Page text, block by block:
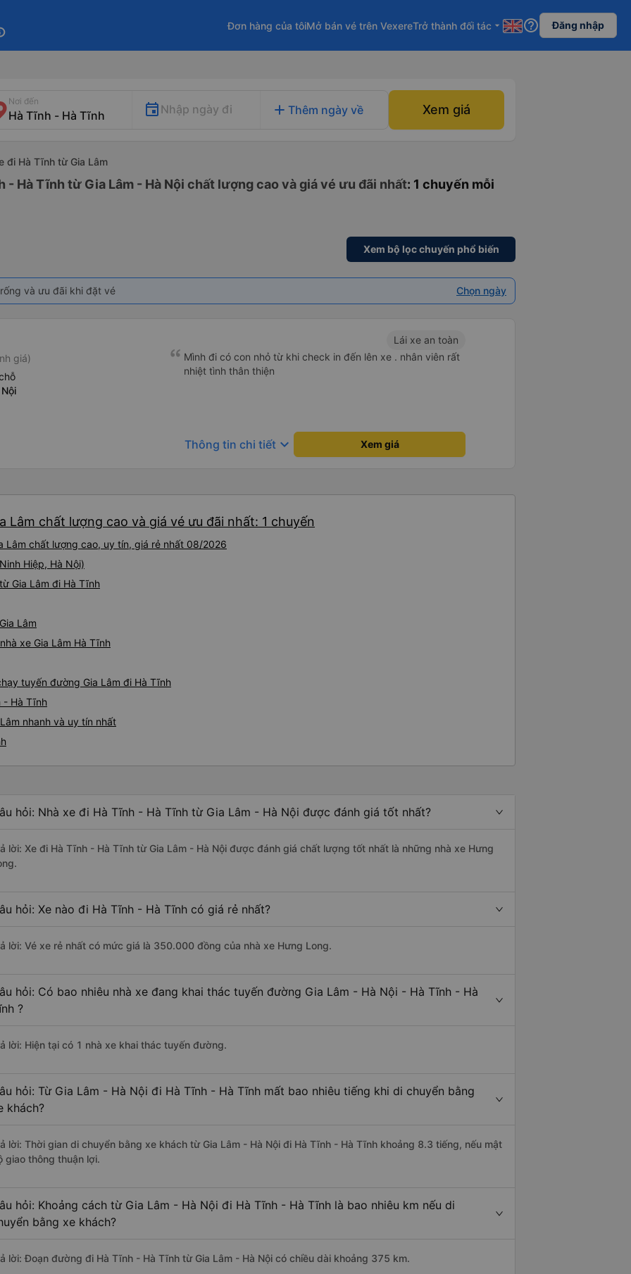
Đơn hàng của tôiMở bán vé trên VexereTrở thành đối tác arrow_drop_down help_outline Đăng nhập
Nơi đến
Nhập ngày đi add Thêm ngày về Xem giá
đi Hà Tĩnh từ Gia Lâm
- Hà Tĩnh từ Gia Lâm - Hà Nội chất lượng cao và giá vé ưu đãi nhất: 1 chuyến mỗi
Xem bộ lọc chuyến phổ biến
và ưu đãi khi đặt vé Chọn ngày
giá)
Lái xe an toàn
Mình đi có con nhỏ từ khi check in đến lên xe . nhân viên rất
nhiệt tình thân thiện
Thông tin chi tiết keyboard_arrow_down Xem giá
chất lượng cao và giá vé ưu đãi nhất: 1 chuyến
Lâm chất lượng cao, uy tín, giá rẻ nhất 08/2026
Hiệp, Hà Nội)
Gia Lâm đi Hà Tĩnh
Lâm
xe Gia Lâm Hà Tĩnh
tuyến đường Gia Lâm đi Hà Tĩnh
- Hà Tĩnh
nhanh và uy tín nhất
hỏi: Nhà xe đi Hà Tĩnh - Hà Tĩnh từ Gia Lâm - Hà Nội được đánh giá tốt nhất?
lời: Xe đi Hà Tĩnh - Hà Tĩnh từ Gia Lâm - Hà Nội được đánh giá chất lượng tốt nhất là những nhà xe Hưng
hỏi: Xe nào đi Hà Tĩnh - Hà Tĩnh có giá rẻ nhất?
lời: Vé xe rẻ nhất có mức giá là 350.000 đồng của nhà xe Hưng Long.
hỏi: Có bao nhiêu nhà xe đang khai thác tuyến đường Gia Lâm - Hà Nội - Hà Tĩnh - Hà
?
lời: Hiện tại có 1 nhà xe khai thác tuyến đường.
hỏi: Từ Gia Lâm - Hà Nội đi Hà Tĩnh - Hà Tĩnh mất bao nhiêu tiếng khi di chuyển bằng
khách?
lời: Thời gian di chuyển bằng xe khách từ Gia Lâm - Hà Nội đi Hà Tĩnh - Hà Tĩnh khoảng 8.3 tiếng, nếu mật
giao thông thuận lợi.
hỏi: Khoảng cách từ Gia Lâm - Hà Nội đi Hà Tĩnh - Hà Tĩnh là bao nhiêu km nếu di
bằng xe khách?
lời: Đoạn đường đi Hà Tĩnh - Hà Tĩnh từ Gia Lâm - Hà Nội có chiều dài khoảng 375 km.